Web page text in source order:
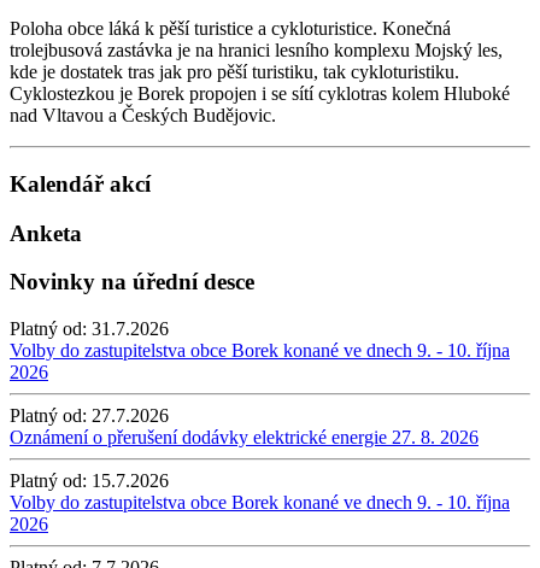
Poloha obce láká k pěší turistice a cykloturistice. Konečná
trolejbusová zastávka je na hranici lesního komplexu Mojský les,
kde je dostatek tras jak pro pěší turistiku, tak cykloturistiku.
Cyklostezkou je Borek propojen i se sítí cyklotras kolem Hluboké
nad Vltavou a Českých Budějovic.
Kalendář akcí
Anketa
Novinky na úřední desce
Platný od: 31.7.2026
Volby do zastupitelstva obce Borek konané ve dnech 9. - 10. října
2026
Platný od: 27.7.2026
Oznámení o přerušení dodávky elektrické energie 27. 8. 2026
Platný od: 15.7.2026
Volby do zastupitelstva obce Borek konané ve dnech 9. - 10. října
2026